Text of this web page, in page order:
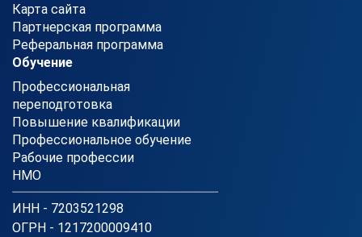
Карта сайта
Партнерская программа
Реферальная программа
Обучение
Профессиональная
переподготовка
Повышение квалификации
Профессиональное обучение
Рабочие профессии
НМО
ИНН - 7203521298
ОГРН - 1217200009410